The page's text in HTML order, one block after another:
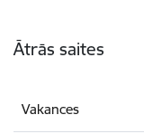
Ātrās saites
Vakances